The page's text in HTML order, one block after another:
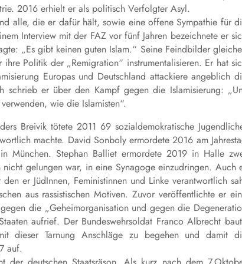
2016 erhielt er als politisch Verfolgter Asyl.
alle, die er dafür hält, sowie eine offene Sympathie für
Interview mit der FAZ vor fünf Jahren bezeichnete er
„Es gibt keinen guten Islam.“ Seine Feindbilder
Politik der „Remigration“ instrumentalisieren. Er hat
Europas und Deutschland attackiere angeblich
er über den Kampf gegen die Islamisierung:
wie die Islamisten“.
Breivik tötete 2011 69 sozialdemokratische
machte. David Sonboly ermordete 2016 am
München. Stephan Balliet ermordete 2019 in Halle
gelungen war, in eine Synagoge einzudringen. Auch
er JüdInnen, Feministinnen und Linke verantwortlich
aus rassistischen Motiven. Zuvor veröffentlichte er
die „Geheimorganisation und gegen die
aufrief. Der Bundeswehrsoldat Franco Albrecht
dieser Tarnung Anschläge zu begehen und damit
auf.